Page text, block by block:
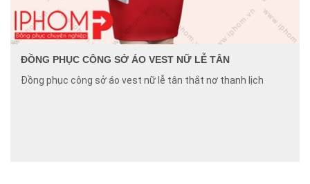
ĐỒNG PHỤC CÔNG SỞ ÁO VEST NỮ LỄ TÂN
Đồng phục công sở áo vest nữ lễ tân thắt nơ thanh lịch